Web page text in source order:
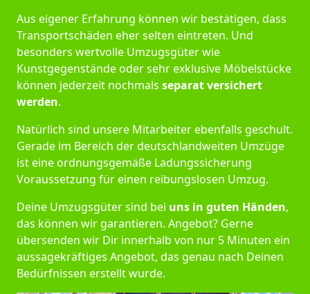
Aus eigener Erfahrung können wir bestätigen, dass
Transportschäden eher selten eintreten. Und
besonders wertvolle Umzugsgüter wie
Kunstgegenstände oder sehr exklusive Möbelstücke
können jederzeit nochmals separat versichert
werden.
Natürlich sind unsere Mitarbeiter ebenfalls geschult.
Gerade im Bereich der deutschlandweiten Umzüge
ist eine ordnungsgemäße Ladungssicherung
Voraussetzung für einen reibungslosen Umzug.
Deine Umzugsgüter sind bei uns in guten Händen,
das können wir garantieren. Angebot? Gerne
übersenden wir Dir innerhalb von nur 5 Minuten ein
aussagekräftiges Angebot, das genau nach Deinen
Bedürfnissen erstellt wurde.